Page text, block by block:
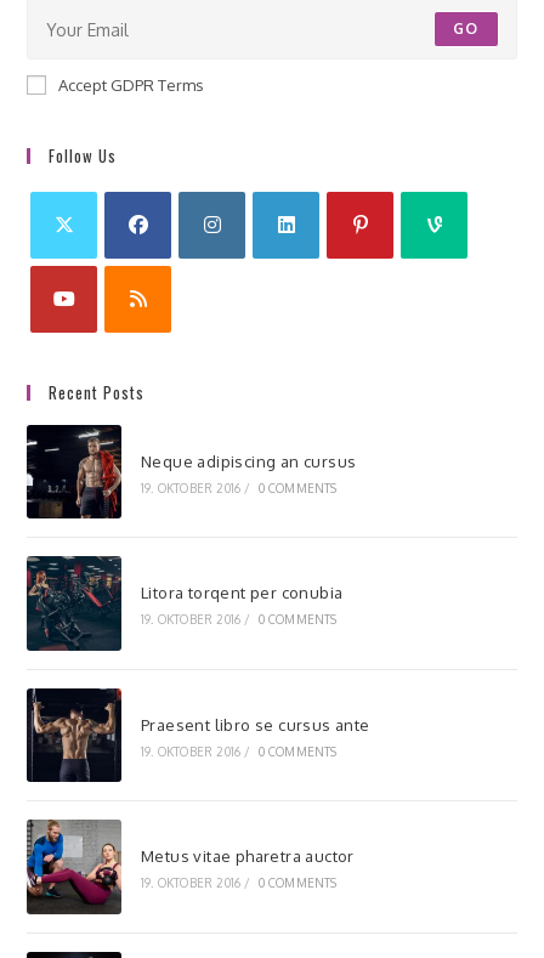
GO
Accept GDPR Terms
Follow Us
Recent Posts
Neque adipiscing an cursus
19. OKTOBER 2016 / 0 COMMENTS
Litora torqent per conubia
19. OKTOBER 2016 / 0 COMMENTS
Praesent libro se cursus ante
19. OKTOBER 2016 / 0 COMMENTS
Metus vitae pharetra auctor
19. OKTOBER 2016 / 0 COMMENTS